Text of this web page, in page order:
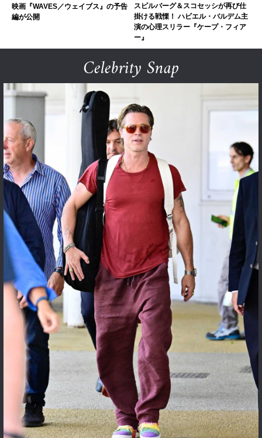
映画『WAVES／ウェイブス』の予告
編が公開
スピルバーグ＆スコセッシが再び仕
掛ける戦慄！ ハビエル・バルデム主
演の心理スリラー『ケープ・フィア
ー』
Celebrity Snap